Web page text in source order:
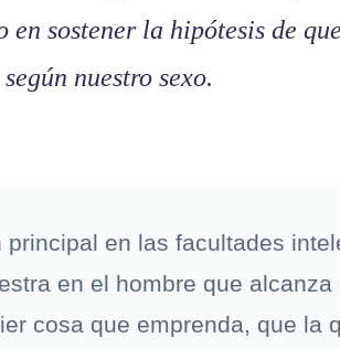
en sostener la hipótesis de
nuestro sexo.
principal en las facultades
en el hombre que
cosa que emprenda, que la